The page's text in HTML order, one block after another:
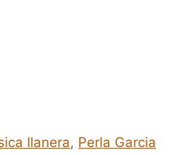
llanera, Perla Garcia